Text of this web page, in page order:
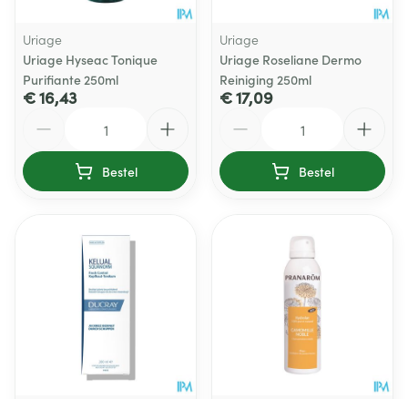
Uriage
Uriage Hyseac Tonique
Purifiante 250ml
€ 16,43
Bestel
Uriage
Uriage Roseliane Dermo
Reiniging 250ml
€ 17,09
Bestel